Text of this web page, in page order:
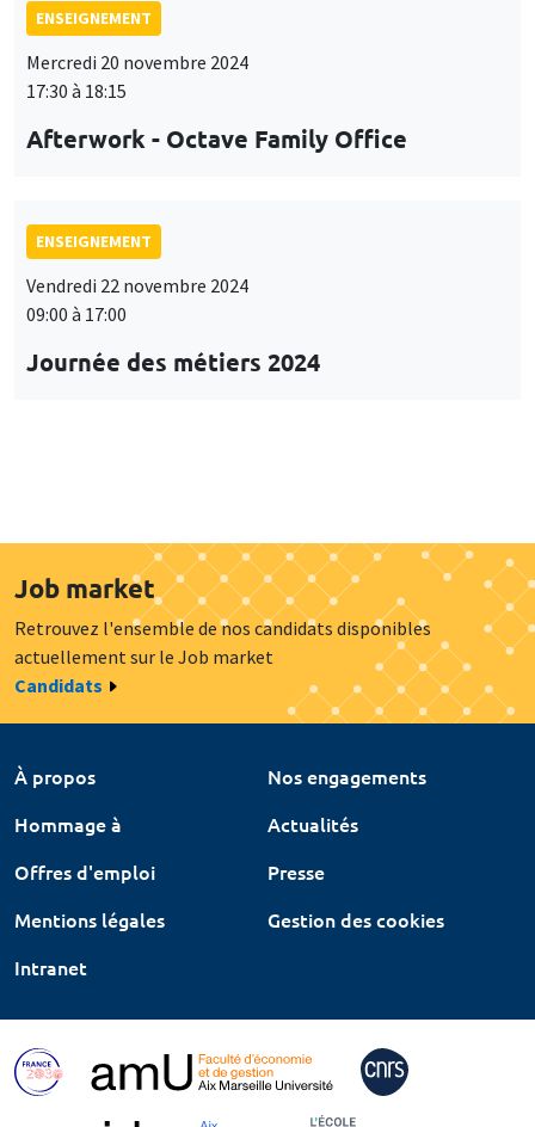
ENSEIGNEMENT
Mercredi 20 novembre 2024
17:30 à 18:15
Afterwork - Octave Family Office
ENSEIGNEMENT
Vendredi 22 novembre 2024
09:00 à 17:00
Journée des métiers 2024
Job market
Retrouvez l'ensemble de nos candidats disponibles
actuellement sur le Job market
Candidats
À propos
Nos engagements
Hommage à
Actualités
Offres d'emploi
Presse
Mentions légales
Gestion des cookies
Intranet